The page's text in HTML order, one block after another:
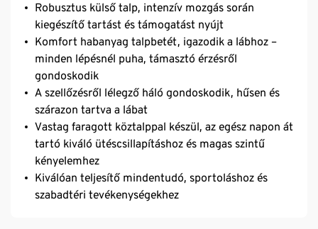
Robusztus külső talp, intenzív mozgás során
kiegészítő tartást és támogatást nyújt
Komfort habanyag talpbetét, igazodik a lábhoz –
minden lépésnél puha, támasztó érzésről
gondoskodik
A szellőzésről lélegző háló gondoskodik, hűsen és
szárazon tartva a lábat
Vastag faragott köztalppal készül, az egész napon át
tartó kiváló ütéscsillapításhoz és magas szintű
kényelemhez
Kiválóan teljesítő mindentudó, sportoláshoz és
szabadtéri tevékenységekhez